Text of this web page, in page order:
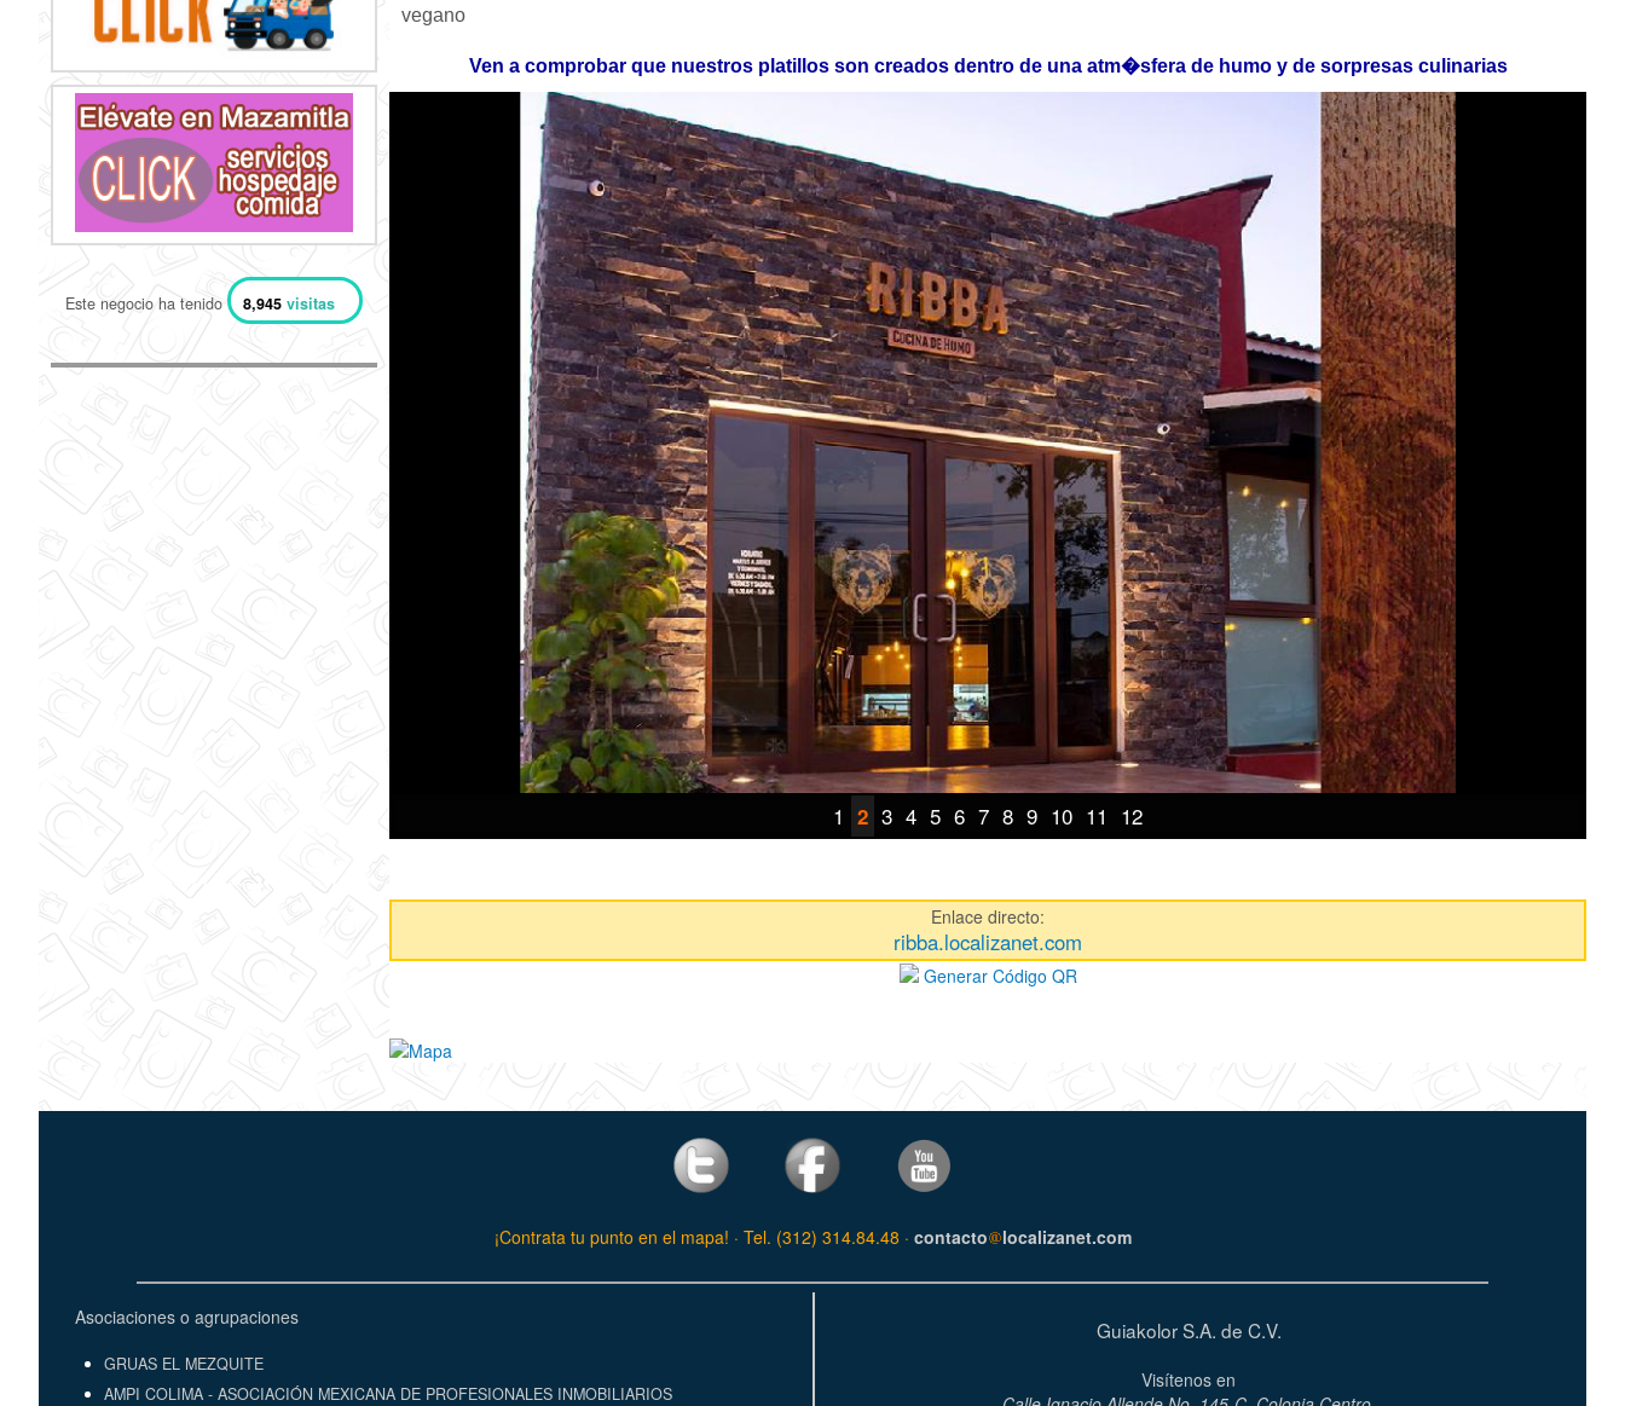
Este negocio ha tenido 8,945 visitas
vegano
Ven a comprobar que nuestros platillos son creados dentro de una atm�sfera de humo y de sorpresas culinarias
1 2 3 4 5 6 7 8 9 10 11 12
Enlace directo:
ribba.localizanet.com
Generar Código QR
¡Contrata tu punto en el mapa! · Tel. (312) 314.84.48 · contacto localizanet.com
Asociaciones o agrupaciones
GRUAS EL MEZQUITE
AMPI COLIMA - ASOCIACIÓN MEXICANA DE PROFESIONALES INMOBILIARIOS
Guiakolor S.A. de C.V.
Visítenos en